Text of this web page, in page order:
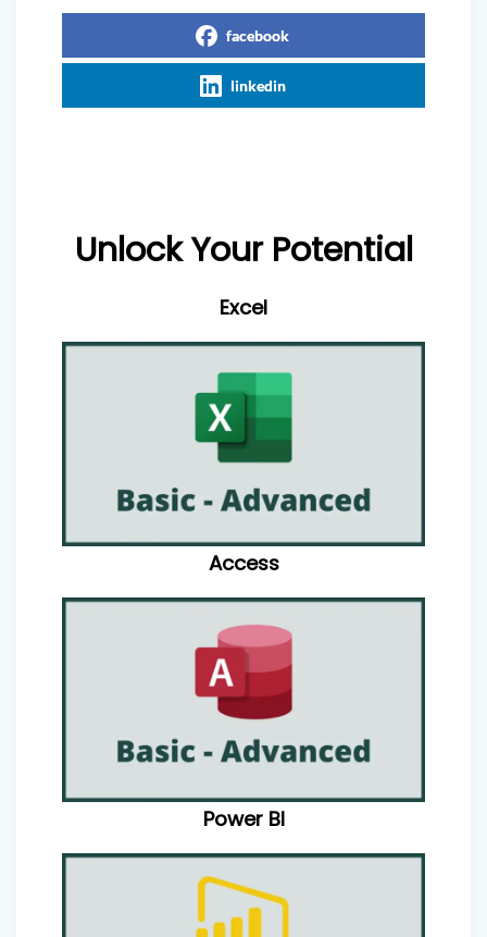
facebook
linkedin
Unlock Your Potential
Excel
Access
Power BI